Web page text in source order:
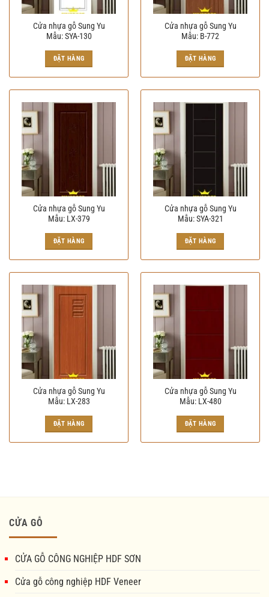
Cửa nhựa gỗ Sung Yu
Mẫu: SYA-130
ĐẶT HÀNG
Cửa nhựa gỗ Sung Yu
Mẫu: B-772
ĐẶT HÀNG
Cửa nhựa gỗ Sung Yu
Mẫu: LX-379
ĐẶT HÀNG
Cửa nhựa gỗ Sung Yu
Mẫu: SYA-321
ĐẶT HÀNG
Cửa nhựa gỗ Sung Yu
Mẫu: LX-283
ĐẶT HÀNG
Cửa nhựa gỗ Sung Yu
Mẫu: LX-480
ĐẶT HÀNG
CỬA GỖ
CỬA GỖ CÔNG NGHIỆP HDF SƠN
Cửa gỗ công nghiệp HDF Veneer